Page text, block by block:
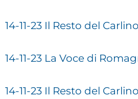
14-11-23 Il Resto del
14-11-23 La Voce di
14-11-23 Il Resto del